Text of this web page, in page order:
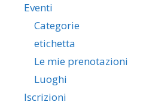
Eventi
Categorie
etichetta
Le mie prenotazioni
Luoghi
Iscrizioni